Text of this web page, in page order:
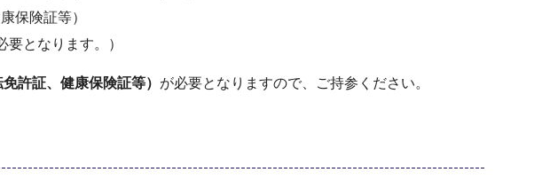
保険証等）
となります。）
許証、健康保険証等） が必要となりますので、ご持参ください。